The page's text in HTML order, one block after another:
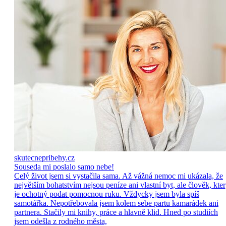
skutecnepribehy.cz
Souseda mi poslalo samo nebe!
Celý život jsem si vystačila sama. Až vážná nemoc mi ukázala, že
největším bohatstvím nejsou peníze ani vlastní byt, ale člověk,
je ochotný podat pomocnou ruku. Vždycky jsem byla spíš
samotářka. Nepotřebovala jsem kolem sebe partu kamarádek ani
partnera. Stačily mi knihy, práce a hlavně klid. Hned po studiích
jsem odešla z rodného města,